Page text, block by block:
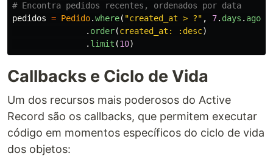
# Encontra pedidos recentes, ordenados por data
pedidos = Pedido.where( "created_at > ?" , 7. days . ago
. order(created_at: :desc)
. limit (10)
Callbacks e Ciclo de Vida
Um dos recursos mais poderosos do Active
Record são os callbacks, que permitem executar
código em momentos específicos do ciclo de vida
dos objetos: